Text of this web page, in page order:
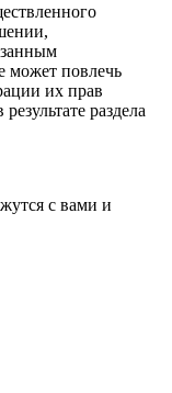
может повлечь
их прав
раздела
с вами и